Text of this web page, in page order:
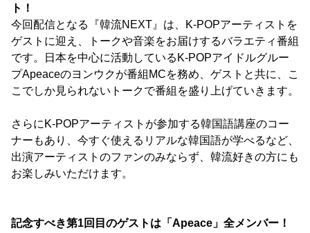
ト！
今回配信となる『韓流NEXT』は、K-POPアーティストを
ゲストに迎え、トークや音楽をお届けするバラエティ番組
です。日本を中心に活動しているK-POPアイドルグルー
プApeaceのヨンウクが番組MCを務め、ゲストと共に、こ
こでしか見られないトークで番組を盛り上げていきます。
さらにK-POPアーティストが参加する韓国語講座のコー
ナーもあり、今すぐ使えるリアルな韓国語が学べるなど、
出演アーティストのファンのみならず、韓流好きの方にも
お楽しみいただけます。
記念すべき第1回目のゲストは「Apeace」全メンバー！